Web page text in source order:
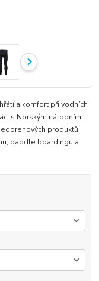
a komfort při vodních
s Norským národním
produktů
paddle boardingu a